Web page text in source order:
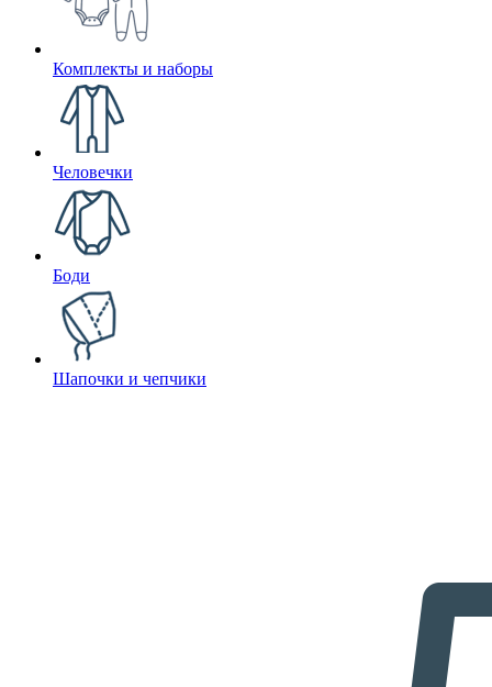
Комплекты и наборы
Человечки
Боди
Шапочки и чепчики